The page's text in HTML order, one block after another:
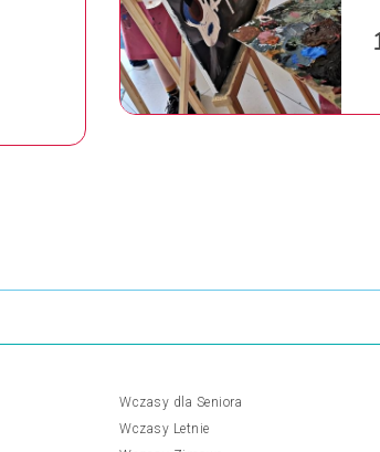
Wczasy dla Seniora
Wczasy Letnie